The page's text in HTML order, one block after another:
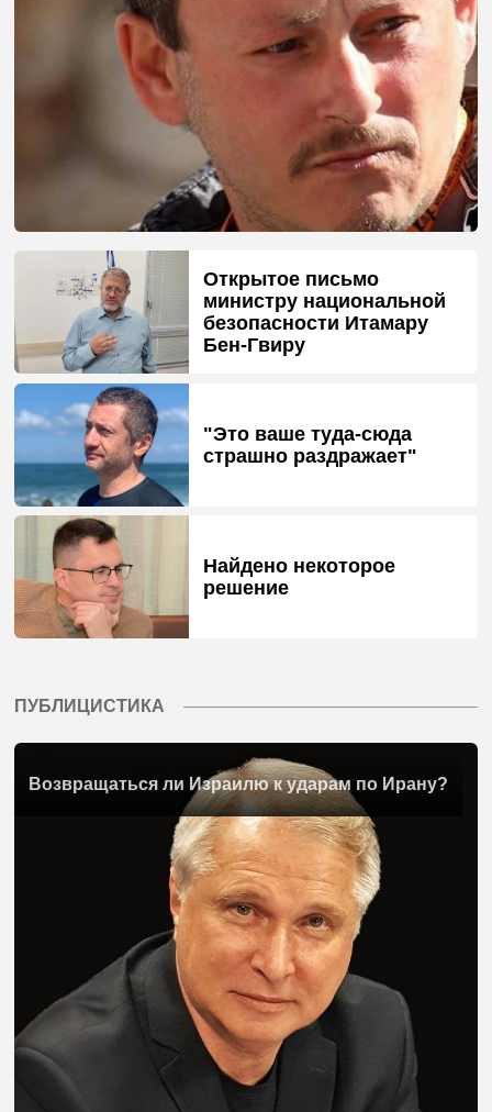
Открытое письмо
министру национальной
безопасности Итамару
Бен-Гвиру
"Это ваше туда-сюда
страшно раздражает"
Найдено некоторое
решение
ПУБЛИЦИСТИКА
Возвращаться ли Израилю к ударам по Ирану?